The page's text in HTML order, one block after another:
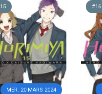
MER. 20 MARS 2024
#16